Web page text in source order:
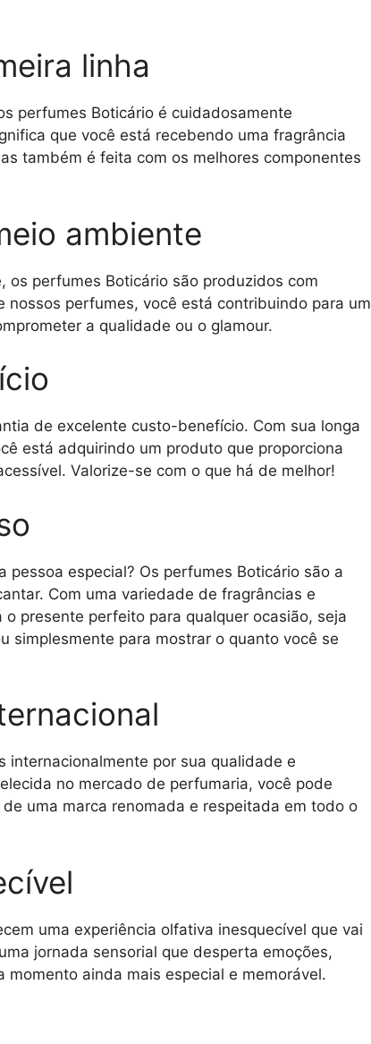
linha
perfumes Boticário é cuidadosamente
que você está recebendo uma fragrância
também é feita com os melhores componentes
ambiente
perfumes Boticário são produzidos com
perfumes, você está contribuindo para um
a qualidade ou o glamour.
de excelente custo-benefício. Com sua longa
está adquirindo um produto que proporciona
Valorize-se com o que há de melhor!
pessoa especial? Os perfumes Boticário são a
Com uma variedade de fragrâncias e
presente perfeito para qualquer ocasião, seja
simplesmente para mostrar o quanto você se
internacionalmente por sua qualidade e
no mercado de perfumaria, você pode
uma marca renomada e respeitada em todo o
uma experiência olfativa inesquecível que vai
jornada sensorial que desperta emoções,
ainda mais especial e memorável.